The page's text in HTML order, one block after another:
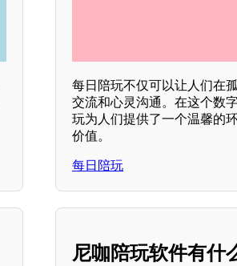
每日陪玩不仅可以让人们在
交流和心灵沟通。在这个数
玩为人们提供了一个温馨的
价值。
每日陪玩
尼咖陪玩软件有什